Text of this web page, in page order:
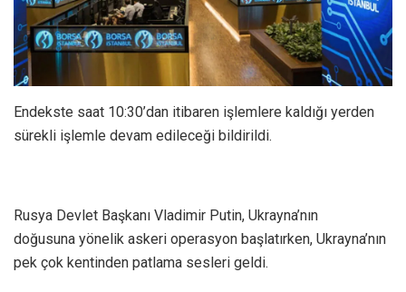
Endekste saat 10:30’dan itibaren işlemlere kaldığı yerden
sürekli işlemle devam edileceği bildirildi.
Rusya Devlet Başkanı Vladimir Putin, Ukrayna’nın
doğusuna yönelik askeri operasyon başlatırken, Ukrayna’nın
pek çok kentinden patlama sesleri geldi.